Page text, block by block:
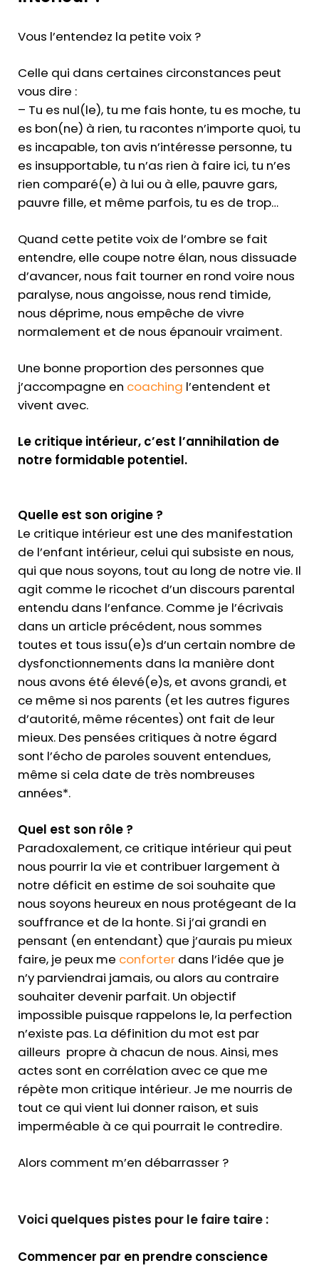
Mentions légales & politique de confidentialité
Vous l’entendez la petite voix ?
Celle qui dans certaines circonstances peut
vous dire :
– Tu es nul(le), tu me fais honte, tu es moche, tu
es bon(ne) à rien, tu racontes n’importe quoi, tu
es incapable, ton avis n’intéresse personne, tu
es insupportable, tu n’as rien à faire ici, tu n’es
rien comparé(e) à lui ou à elle, pauvre gars,
pauvre fille, et même parfois, tu es de trop…
Quand cette petite voix de l’ombre se fait
entendre, elle coupe notre élan, nous dissuade
d’avancer, nous fait tourner en rond voire nous
paralyse, nous angoisse, nous rend timide,
nous déprime, nous empêche de vivre
normalement et de nous épanouir vraiment.
Une bonne proportion des personnes que
j’accompagne en coaching l’entendent et
vivent avec.
Le critique intérieur, c’est l’annihilation de
notre formidable potentiel.
Quelle est son origine ?
Le critique intérieur est une des manifestation
de l’enfant intérieur, celui qui subsiste en nous,
qui que nous soyons, tout au long de notre vie. Il
agit comme le ricochet d’un discours parental
entendu dans l’enfance. Comme je l’écrivais
dans un article précédent, nous sommes
toutes et tous issu(e)s d’un certain nombre de
dysfonctionnements dans la manière dont
nous avons été élevé(e)s, et avons grandi, et
ce même si nos parents (et les autres figures
d’autorité, même récentes) ont fait de leur
mieux. Des pensées critiques à notre égard
sont l’écho de paroles souvent entendues,
même si cela date de très nombreuses
années*.
Quel est son rôle ?
Paradoxalement, ce critique intérieur qui peut
nous pourrir la vie et contribuer largement à
notre déficit en estime de soi souhaite que
nous soyons heureux en nous protégeant de la
souffrance et de la honte. Si j’ai grandi en
pensant (en entendant) que j’aurais pu mieux
faire, je peux me conforter dans l’idée que je
n’y parviendrai jamais, ou alors au contraire
souhaiter devenir parfait. Un objectif
impossible puisque rappelons le, la perfection
n’existe pas. La définition du mot est par
ailleurs propre à chacun de nous. Ainsi, mes
actes sont en corrélation avec ce que me
répète mon critique intérieur. Je me nourris de
tout ce qui vient lui donner raison, et suis
imperméable à ce qui pourrait le contredire.
Alors comment m’en débarrasser ?
Voici quelques pistes pour le faire taire :
Commencer par en prendre conscience